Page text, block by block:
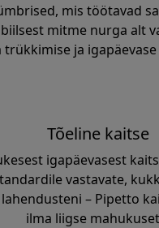
mis töötavad
mitme nurga alt
trükkimise ja
Tõeline kaitse
igapäevasest
vastavate,
– Pipetto
ilma liigse